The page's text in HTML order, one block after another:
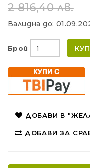
2 816,40 лв.
Валидна до:
Брой
ДОБАВИ В
ДОБАВИ ЗА